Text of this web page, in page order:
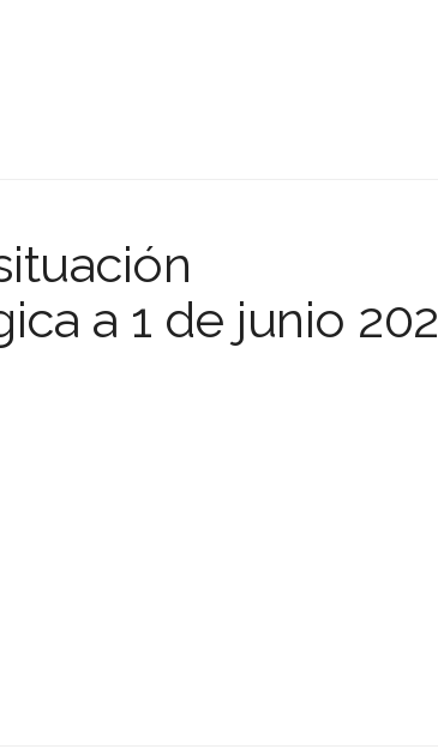
a 1 de junio